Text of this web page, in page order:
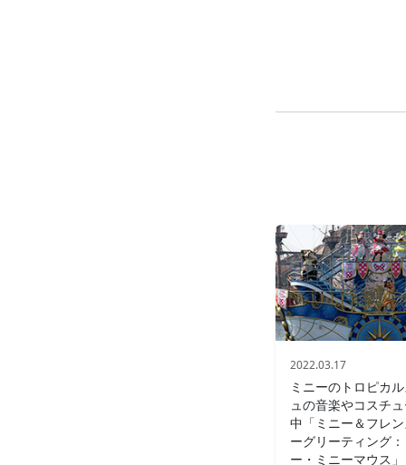
2022.03.17
ミニーのトロピカ
ュの音楽やコスチ
中「ミニー＆フレ
ーグリーティング
ー・ミニーマウス」